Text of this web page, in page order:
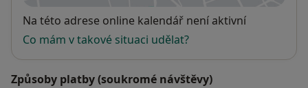
Dostupnost
Na této adrese online kalendář není aktivní
Co mám v takové situaci udělat?
Způsoby platby (soukromé návštěvy)